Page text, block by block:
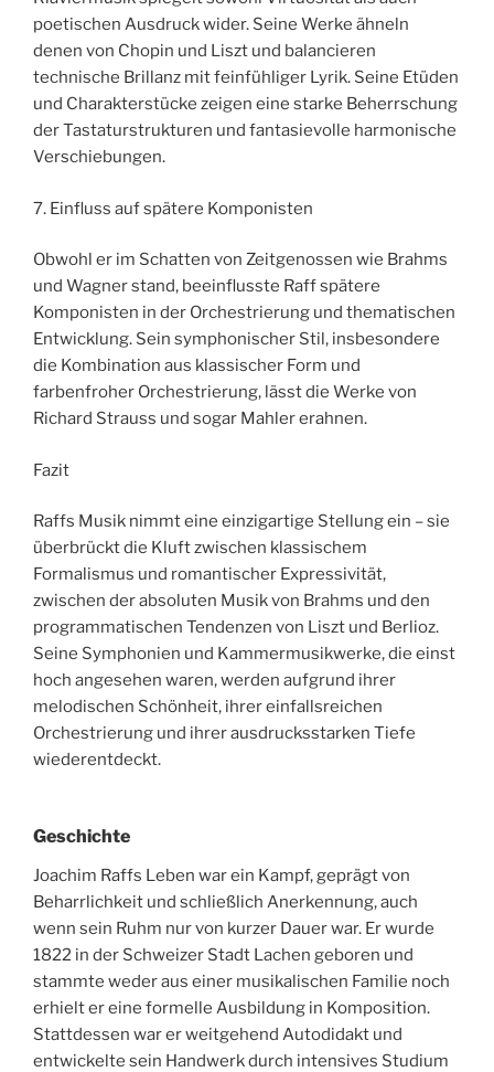
poetischen Ausdruck wider. Seine Werke ähneln
denen von Chopin und Liszt und balancieren
technische Brillanz mit feinfühliger Lyrik. Seine Etüden
und Charakterstücke zeigen eine starke Beherrschung
der Tastaturstrukturen und fantasievolle harmonische
Verschiebungen.
7. Einfluss auf spätere Komponisten
Obwohl er im Schatten von Zeitgenossen wie Brahms
und Wagner stand, beeinflusste Raff spätere
Komponisten in der Orchestrierung und thematischen
Entwicklung. Sein symphonischer Stil, insbesondere
die Kombination aus klassischer Form und
farbenfroher Orchestrierung, lässt die Werke von
Richard Strauss und sogar Mahler erahnen.
Fazit
Raffs Musik nimmt eine einzigartige Stellung ein – sie
überbrückt die Kluft zwischen klassischem
Formalismus und romantischer Expressivität,
zwischen der absoluten Musik von Brahms und den
programmatischen Tendenzen von Liszt und Berlioz.
Seine Symphonien und Kammermusikwerke, die einst
hoch angesehen waren, werden aufgrund ihrer
melodischen Schönheit, ihrer einfallsreichen
Orchestrierung und ihrer ausdrucksstarken Tiefe
wiederentdeckt.
Geschichte
Joachim Raffs Leben war ein Kampf, geprägt von
Beharrlichkeit und schließlich Anerkennung, auch
wenn sein Ruhm nur von kurzer Dauer war. Er wurde
1822 in der Schweizer Stadt Lachen geboren und
stammte weder aus einer musikalischen Familie noch
erhielt er eine formelle Ausbildung in Komposition.
Stattdessen war er weitgehend Autodidakt und
entwickelte sein Handwerk durch intensives Studium